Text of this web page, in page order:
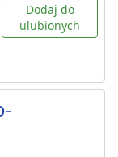
Dodaj do
ulubionych